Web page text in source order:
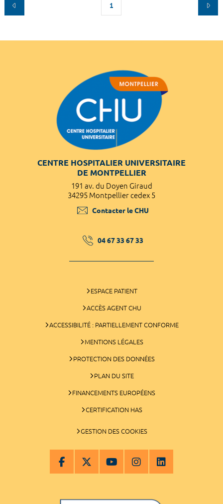
1
CENTRE HOSPITALIER UNIVERSITAIRE
DE MONTPELLIER
191 av. du Doyen Giraud
34295 Montpellier cedex 5
Contacter le CHU
04 67 33 67 33
ESPACE PATIENT
ACCÈS AGENT CHU
ACCESSIBILITÉ : PARTIELLEMENT CONFORME
MENTIONS LÉGALES
PROTECTION DES DONNÉES
PLAN DU SITE
FINANCEMENTS EUROPÉENS
CERTIFICATION HAS
GESTION DES COOKIES